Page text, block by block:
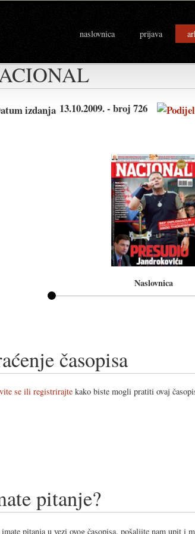
naslovnica prijava
13.10.2009. - broj 726
Naslovnica
časopisa
se ili registrirajte kako biste mogli pratiti ovaj
pitanje?
pitanja u vezi ovog časopisa, pošaljite nam upit i